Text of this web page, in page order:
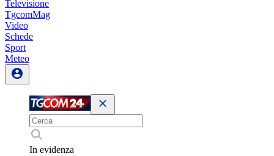
Televisione
TgcomMag
Video
Schede
Sport
Meteo
In evidenza